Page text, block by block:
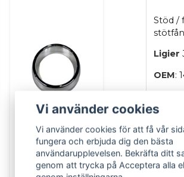
Stöd /
Ligier
OEM:
Ställ
Vi använder cookies
Vi använder cookies för att få vår
fungera och erbjuda dig den bästa
användarupplevelsen. Bekräfta ditt
genom att trycka på Acceptera alla